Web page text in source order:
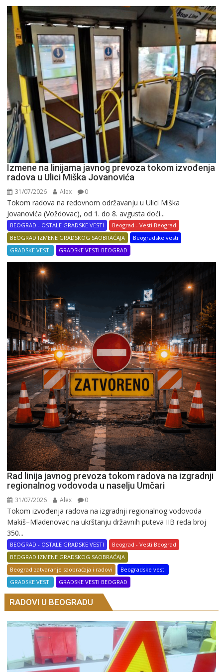
Izmene na linijama javnog prevoza tokom izvođenja
radova u Ulici Miška Jovanovića
31/07/2026 Alex 0
Tokom radova na redovnom održavanju u Ulici Miška
Jovanovića (Voždovac), od 1. do 8. avgusta doći...
BEOGRAD - OSTALE GRADSKE VESTI
Beograd - Vesti Beograd
BEOGRAD IZMENE GRADSKOG SAOBRAĆAJA
Beogradske vesti
GRADSKE VESTI
GRADSKE VESTI BEOGRAD
Rad linija javnog prevoza tokom radova na izgradnji
regionalnog vodovoda u naselju Umčari
31/07/2026 Alex 0
Tokom izvođenja radova na izgradnji regionalnog vodovoda
Makiš–Mladenovac na ukrštanju državnih puteva IIB reda broj
350...
BEOGRAD - OSTALE GRADSKE VESTI
Beograd - Vesti Beograd
BEOGRAD IZMENE GRADSKOG SAOBRAĆAJA
Beograd zatvaranje saobraćaja i radovi
Beogradske vesti
GRADSKE VESTI
GRADSKE VESTI BEOGRAD
RADOVI U BEOGRADU